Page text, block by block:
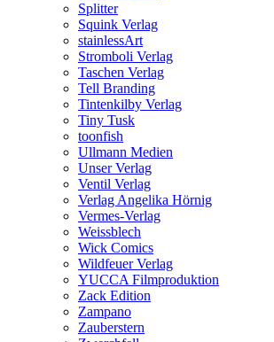
Splitter
Squink Verlag
stainlessArt
Stromboli Verlag
Taschen Verlag
Tell Branding
Tintenkilby Verlag
Tiny Tusk
toonfish
Ullmann Medien
Unser Verlag
Ventil Verlag
Verlag Angelika Hörnig
Vermes-Verlag
Weissblech
Wick Comics
Wildfeuer Verlag
YUCCA Filmproduktion
Zack Edition
Zampano
Zauberstern